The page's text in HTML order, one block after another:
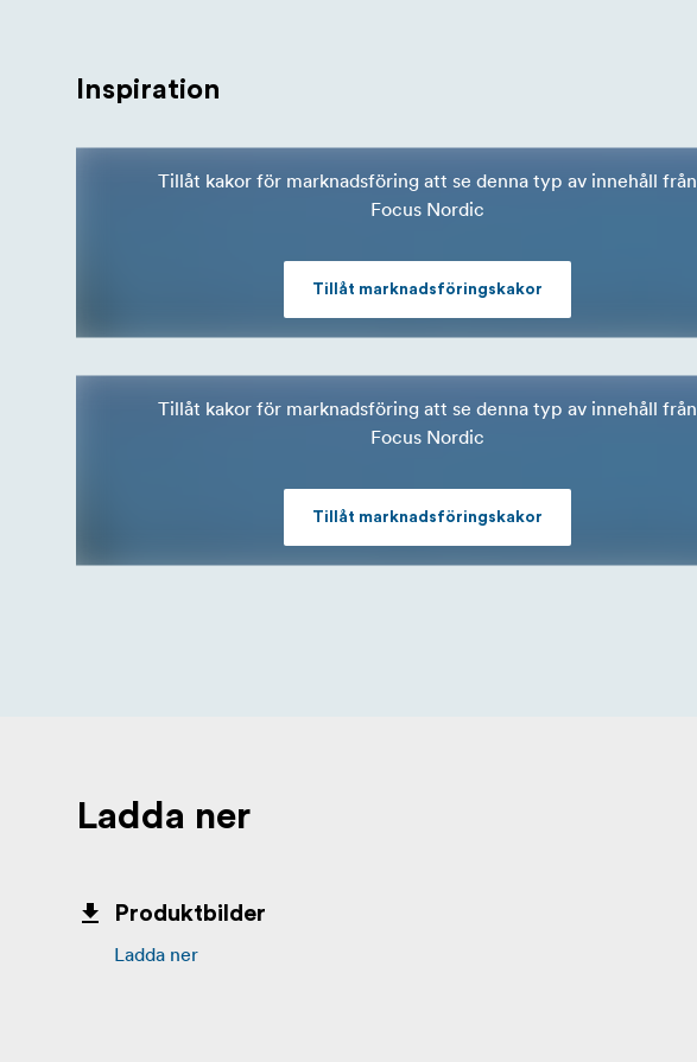
Inspiration
Tillåt kakor för marknadsföring att se denna typ av innehåll från
Focus Nordic
Tillåt marknadsföringskakor
Tillåt kakor för marknadsföring att se denna typ av innehåll från
Focus Nordic
Tillåt marknadsföringskakor
Ladda ner
Produktbilder
Ladda ner